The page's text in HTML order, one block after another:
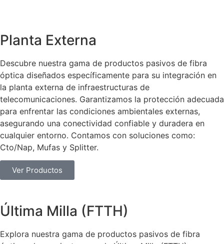
Planta Externa
Descubre nuestra gama de productos pasivos de fibra
óptica diseñados específicamente para su integración en
la planta externa de infraestructuras de
telecomunicaciones. Garantizamos la protección adecuada
para enfrentar las condiciones ambientales externas,
asegurando una conectividad confiable y duradera en
cualquier entorno. Contamos con soluciones como:
Cto/Nap, Mufas y Splitter.
Ver Productos
Última Milla (FTTH)
Explora nuestra gama de productos pasivos de fibra